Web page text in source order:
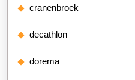
cranenbroek
decathlon
dorema